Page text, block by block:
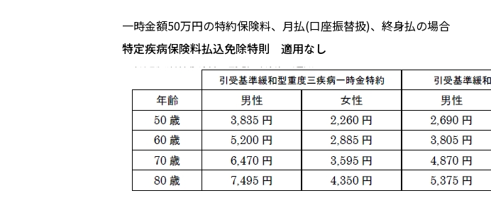
一時金額50万円の特約保険料、月払(口座振替扱)、終身払の場合
特定疾病保険料払込免除特則 適用なし